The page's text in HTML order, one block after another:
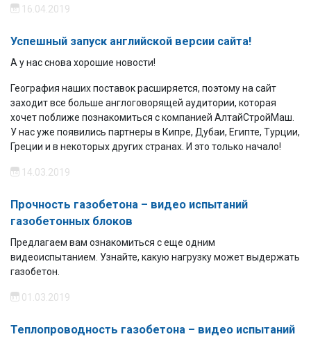
16.04.2019
Успешный запуск английской версии сайта!
А у нас снова хорошие новости!
География наших поставок расширяется, поэтому на сайт
заходит все больше англоговорящей аудитории, которая
хочет поближе познакомиться с компанией АлтайСтройМаш.
У нас уже появились партнеры в Кипре, Дубаи, Египте, Турции,
Греции и в некоторых других странах. И это только начало!
14.03.2019
Прочность газобетона – видео испытаний
газобетонных блоков
Предлагаем вам ознакомиться с еще одним
видеоиспытанием. Узнайте, какую нагрузку может выдержать
газобетон.
01.03.2019
Теплопроводность газобетона – видео испытаний